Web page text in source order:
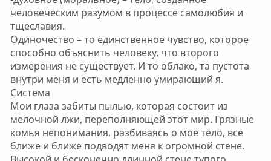
человеческим разумом в процессе самолюбия и
тщеславия.
Одиночество – то единственное чувство, которое
способно объяснить человеку, что второго
измерения не существует. И то облако, та пустота
внутри меня и есть медленно умирающий я.
Система
Мои глаза забиты пылью, которая состоит из
мелочной лжи, переполняющей этот мир. Грязные
комья непонимания, разбиваясь о мое тело, все
ближе и ближе подводят меня к огромной стене.